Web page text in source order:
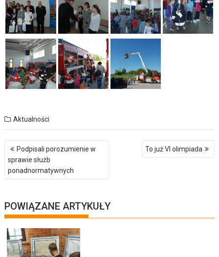
Aktualności
Nawigacja
wpisu
Podpisali porozumienie w
sprawie służb
ponadnormatywnych
To już VI olimpiada
POWIĄZANE ARTYKUŁY